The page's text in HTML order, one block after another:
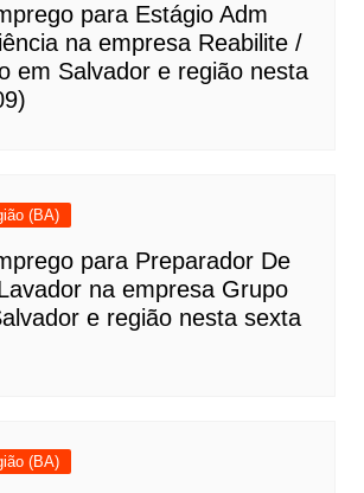
para Estágio Adm
na empresa Reabilite /
em Salvador e região nesta
(BA)
para Preparador De
na empresa Grupo
e região nesta sexta
(BA)